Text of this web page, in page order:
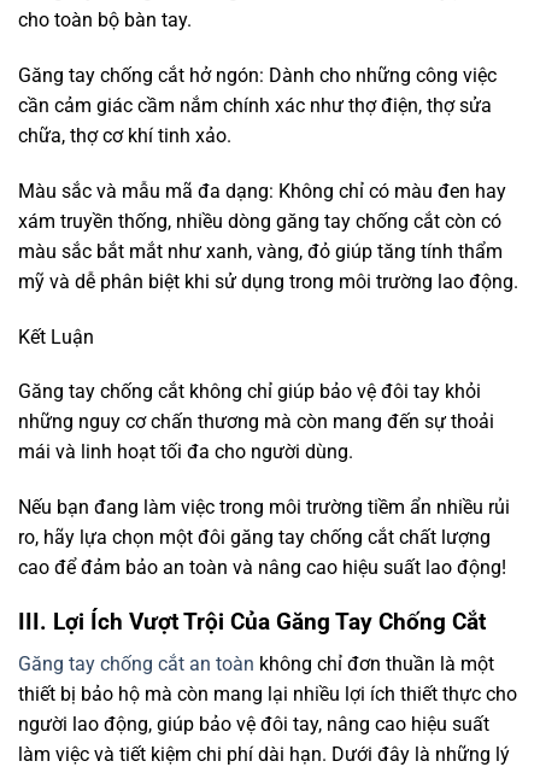
cho toàn bộ bàn tay.
Găng tay chống cắt hở ngón: Dành cho những công việc
cần cảm giác cầm nắm chính xác như thợ điện, thợ sửa
chữa, thợ cơ khí tinh xảo.
Màu sắc và mẫu mã đa dạng: Không chỉ có màu đen hay
xám truyền thống, nhiều dòng găng tay chống cắt còn có
màu sắc bắt mắt như xanh, vàng, đỏ giúp tăng tính thẩm
mỹ và dễ phân biệt khi sử dụng trong môi trường lao động.
Kết Luận
Găng tay chống cắt không chỉ giúp bảo vệ đôi tay khỏi
những nguy cơ chấn thương mà còn mang đến sự thoải
mái và linh hoạt tối đa cho người dùng.
Nếu bạn đang làm việc trong môi trường tiềm ẩn nhiều rủi
ro, hãy lựa chọn một đôi găng tay chống cắt chất lượng
cao để đảm bảo an toàn và nâng cao hiệu suất lao động!
III. Lợi Ích Vượt Trội Của Găng Tay Chống Cắt
Găng tay chống cắt an toàn không chỉ đơn thuần là một
thiết bị bảo hộ mà còn mang lại nhiều lợi ích thiết thực cho
người lao động, giúp bảo vệ đôi tay, nâng cao hiệu suất
làm việc và tiết kiệm chi phí dài hạn. Dưới đây là những lý